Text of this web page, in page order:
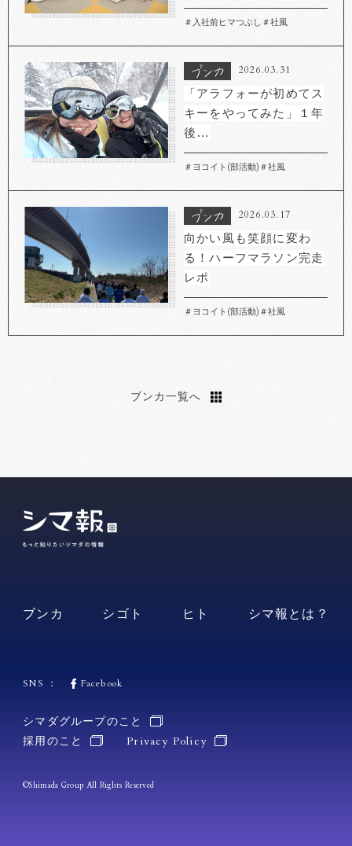
＃入社前ヒマつぶし ＃社風
2026.03.31
「アラフォーが初めてス
キーをやってみた」１年
後…
＃ヨコイト(部活動) ＃社風
2026.03.17
向かい風も笑顔に変わ
る！ハーフマラソン完走
レポ
＃ヨコイト(部活動) ＃社風
ブンカ一覧へ
ブンカ シゴト ヒト シマ報とは？
SNS ： Facebook
シマダグループのこと
採用のこと
Privacy Policy
©Shimada Group All Rights Reserved